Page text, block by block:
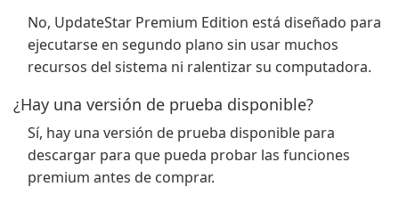
No, UpdateStar Premium Edition está diseñado para
ejecutarse en segundo plano sin usar muchos
recursos del sistema ni ralentizar su computadora.
¿Hay una versión de prueba disponible?
Sí, hay una versión de prueba disponible para
descargar para que pueda probar las funciones
premium antes de comprar.